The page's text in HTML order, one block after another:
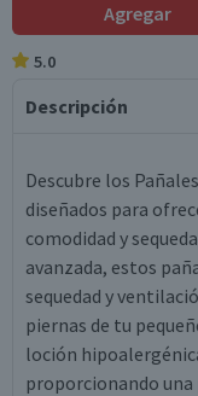
Agregar
5.0
Descripción
Descubre los
diseñados para
comodidad y
avanzada, estos
sequedad y
piernas de tu
loción
proporcionando